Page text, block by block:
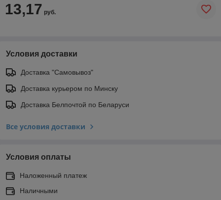
13,17 руб.
Условия доставки
Доставка "Самовывоз"
Доставка курьером по Минску
Доставка Белпочтой по Беларуси
Все условия доставки
Условия оплаты
Наложенный платеж
Наличными